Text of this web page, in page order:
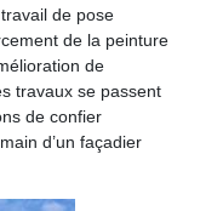
de pose
de la peinture
de
travaux se passent
de confier
d’un façadier